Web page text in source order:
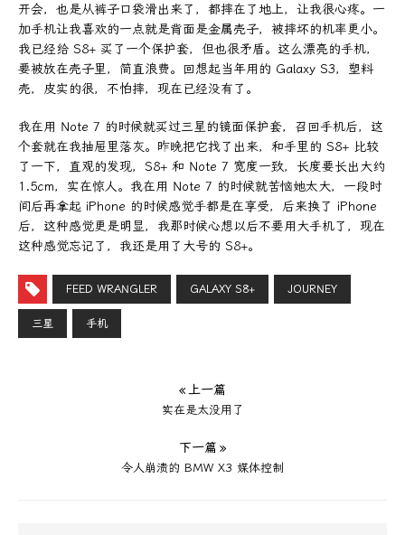
开会，也是从裤子口袋滑出来了，都摔在了地上，让我很心疼。一
加手机让我喜欢的一点就是背面是金属壳子，被摔坏的机率更小。
我已经给 S8+ 买了一个保护套，但也很矛盾。这么漂亮的手机，
要被放在壳子里，简直浪费。回想起当年用的 Galaxy S3，塑料
壳，皮实的很，不怕摔，现在已经没有了。
我在用 Note 7 的时候就买过三星的镜面保护套，召回手机后，这
个套就在我抽屉里落灰。昨晚把它找了出来，和手里的 S8+ 比较
了一下，直观的发现，S8+ 和 Note 7 宽度一致，长度要长出大约
1.5cm，实在惊人。我在用 Note 7 的时候就苦恼她太大，一段时
间后再拿起 iPhone 的时候感觉手都是在享受，后来换了 iPhone
后，这种感觉更是明显，我那时候心想以后不要用大手机了，现在
这种感觉忘记了，我还是用了大号的 S8+。
FEED WRANGLER GALAXY S8+ JOURNEY
三星 手机
« 上一篇
实在是太没用了
下一篇 »
令人崩溃的 BMW X3 媒体控制